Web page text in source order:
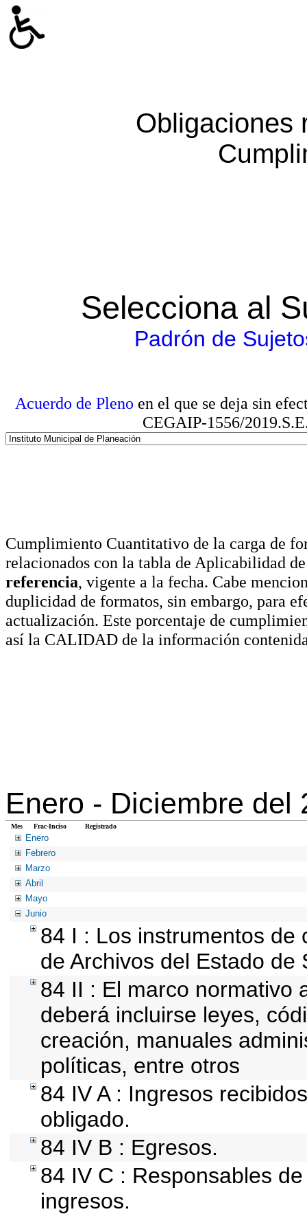
Obligaciones
Selecciona al
Padrón de
Acuerdo de Pleno en el que se deja sin
CEGAIP-1556/
Cumplimiento Cuantitativo de la carga de
relacionados con la tabla de Aplicabilidad
referencia, vigente a la fecha. Cabe
duplicidad de formatos, sin embargo, para
actualización. Este porcentaje de
así la CALIDAD de la información
Enero - Diciembre del
Mes Frac-Inciso Registrado
Enero
Febrero
Marzo
Abril
Mayo
Junio
84 I : Los instrumentos de
de Archivos del Estado de
84 II : El marco normativo
deberá incluirse leyes,
creación, manuales
políticas, entre otros
84 IV A : Ingresos
obligado.
84 IV B : Egresos.
84 IV C : Responsables
ingresos.